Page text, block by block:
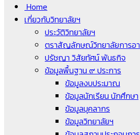
Home
เกี่ยวกับวิทยาลัยฯ
ประวัติวิทยาลัยฯ
ตราสัญลักษณ์วิทยาลัยการอ
ปรัชญา วิสัยทัศน์ พันธกิจ
ข้อมูลพื้นฐาน ๙ ประการ
ข้อมูลงบประมาณ
ข้อมูลนักเรียน นักศึกษา
ข้อมูลบุคลากร
ข้อมูลวิทยาลัยฯ